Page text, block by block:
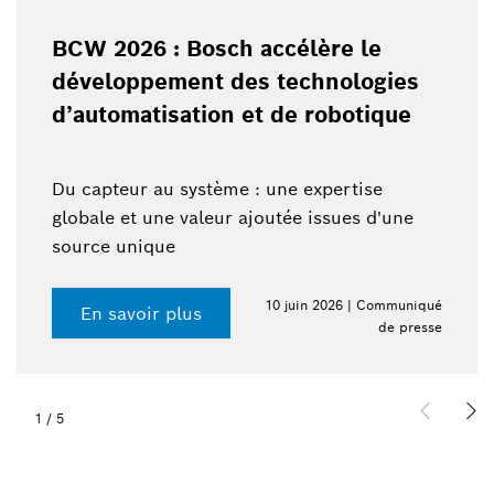
BCW 2026 : Bosch accélère le
développement des technologies
d’automatisation et de robotique
Du capteur au système : une expertise
globale et une valeur ajoutée issues d'une
source unique
En savoir plus
10 juin 2026 | Communiqué
de presse
1 / 5